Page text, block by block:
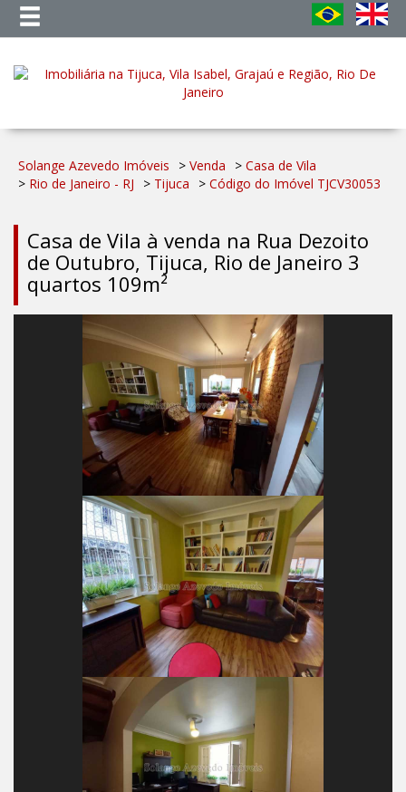
Solange Azevedo Imóveis > Venda > Casa de Vila
> Rio de Janeiro - RJ > Tijuca > Código do Imóvel TJCV30053
Casa de Vila à venda na Rua Dezoito
de Outubro, Tijuca, Rio de Janeiro 3
quartos 109m²